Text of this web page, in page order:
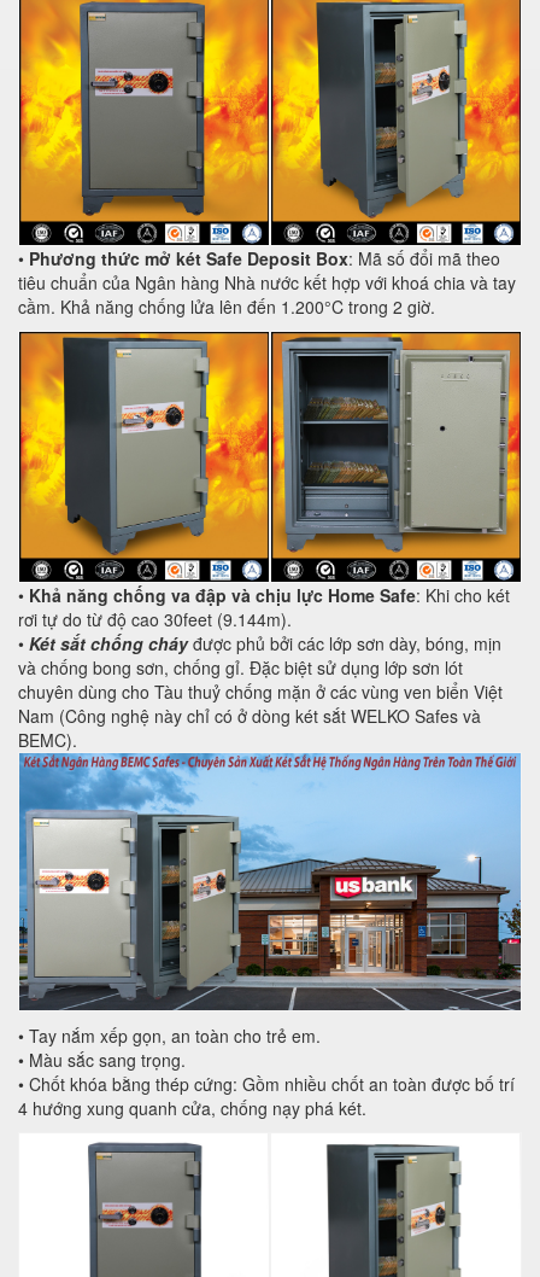
• Phương thức mở két Safe Deposit Box: Mã số đổi mã theo
tiêu chuẩn của Ngân hàng Nhà nước kết hợp với khoá chia và tay
cầm. Khả năng chống lửa lên đến 1.200°C trong 2 giờ.
• Khả năng chống va đập và chịu lực Home Safe: Khi cho két
rơi tự do từ độ cao 30feet (9.144m).
• Két sắt chống cháyđược phủ bởi các lớp sơn dày, bóng, mịn
và chống bong sơn, chống gỉ. Đặc biệt sử dụng lớp sơn lót
chuyên dùng cho Tàu thuỷ chống mặn ở các vùng ven biển Việt
Nam (Công nghệ này chỉ có ở dòng két sắt WELKO Safes và
BEMC).
• Tay nắm xếp gọn, an toàn cho trẻ em.
• Màu sắc sang trọng.
• Chốt khóa bằng thép cứng: Gồm nhiều chốt an toàn được bố trí
4 hướng xung quanh cửa, chống nạy phá két.